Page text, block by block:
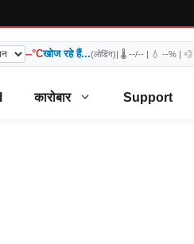
--°Cखोज रहे हैं...(लोडिंग)| 🌡️ --/-- | 💧 --% | 💨
कारोबार Support